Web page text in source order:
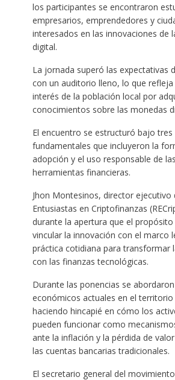
los participantes se encontraron
empresarios, emprendedores y
interesados en las innovaciones de
digital.
La jornada superó las expectativas
con un auditorio lleno, lo que
interés de la población local por
conocimientos sobre las monedas
El encuentro se estructuró bajo tres
fundamentales que incluyeron la
adopción y el uso responsable de
herramientas financieras.
Jhon Montesinos, director ejecutivo
Entusiastas en Criptofinanzas
durante la apertura que el
vincular la innovación con el marco
práctica cotidiana para transformar
con las finanzas tecnológicas.
Durante las ponencias se
económicos actuales en el
haciendo hincapié en cómo los
pueden funcionar como
ante la inflación y la pérdida de
las cuentas bancarias tradicionales.
El secretario general del